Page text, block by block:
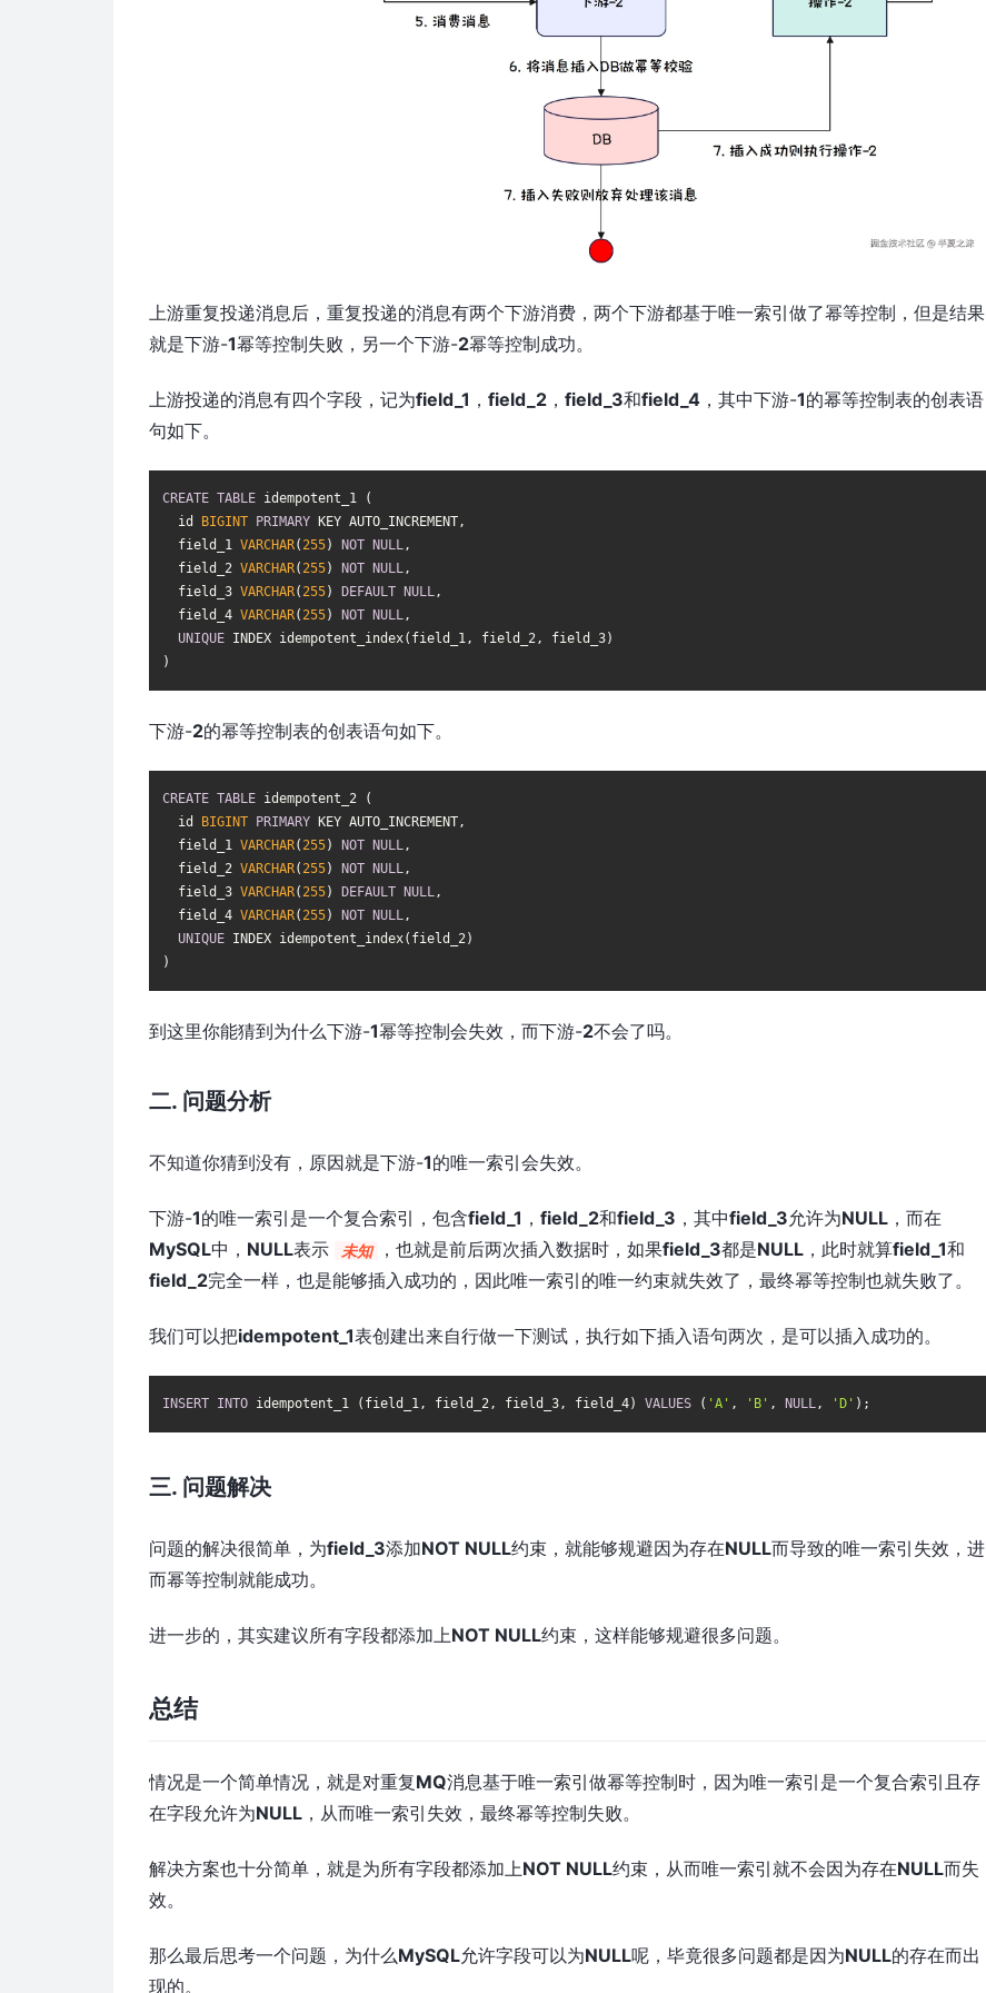
上游重复投递消息后，重复投递的消息有两个下游消费，两个下游都基于唯一索引做了幂等控制，但是结果
就是下游-1幂等控制失败，另一个下游-2幂等控制成功。
上游投递的消息有四个字段，记为field_1 ，field_2 ，field_3和field_4 ，其中下游-1的幂等控制表的创表语
句如下。
CREATE TABLE idempotent_1 (
  id
BIGINT PRIMARY KEY AUTO_INCREMENT,
  field_1
VARCHAR( 255) NOT NULL,
  field_2
VARCHAR( 255) NOT NULL,
  field_3
VARCHAR( 255) DEFAULT NULL,
  field_4
VARCHAR( 255) NOT NULL,
UNIQUE INDEX idempotent_index(field_1, field_2, field_3)
下游-2的幂等控制表的创表语句如下。
CREATE TABLE idempotent_2 (
  id
BIGINT PRIMARY KEY AUTO_INCREMENT,
  field_1
VARCHAR( 255) NOT NULL,
  field_2
VARCHAR( 255) NOT NULL,
  field_3
VARCHAR( 255) DEFAULT NULL,
  field_4
VARCHAR( 255) NOT NULL,
UNIQUE INDEX idempotent_index(field_2)
到这里你能猜到为什么下游-1幂等控制会失效，而下游-2不会了吗。
二. 问题分析
不知道你猜到没有，原因就是下游-1的唯一索引会失效。
下游-1的唯一索引是一个复合索引，包含field_1 ，field_2和field_3 ，其中field_3允许为NULL ，而在
MySQL中， NULL表示 未知 ，也就是前后两次插入数据时，如果field_3都是NULL ，此时就算field_1和
field_2完全一样，也是能够插入成功的，因此唯一索引的唯一约束就失效了，最终幂等控制也就失败了。
我们可以把idempotent_1表创建出来自行做一下测试，执行如下插入语句两次，是可以插入成功的。
INSERT INTO idempotent_1 (field_1, field_2, field_3, field_4) VALUES ( 'A' , 'B' , NULL, 'D'
三. 问题解决
问题的解决很简单，为field_3添加NOT NULL约束，就能够规避因为存在NULL而导致的唯一索引失效，进
而幂等控制就能成功。
进一步的，其实建议所有字段都添加上NOT NULL约束，这样能够规避很多问题。
总结
情况是一个简单情况，就是对重复MQ消息基于唯一索引做幂等控制时，因为唯一索引是一个复合索引且存
在字段允许为NULL ，从而唯一索引失效，最终幂等控制失败。
解决方案也十分简单，就是为所有字段都添加上NOT NULL约束，从而唯一索引就不会因为存在NULL而失
效。
那么最后思考一个问题，为什么MySQL允许字段可以为NULL呢，毕竟很多问题都是因为NULL的存在而出
现的。